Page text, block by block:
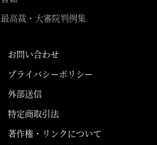
最高裁・大審院判例集
お問い合わせ
プライバシーポリシー
外部送信
特定商取引法
著作権・リンクについて